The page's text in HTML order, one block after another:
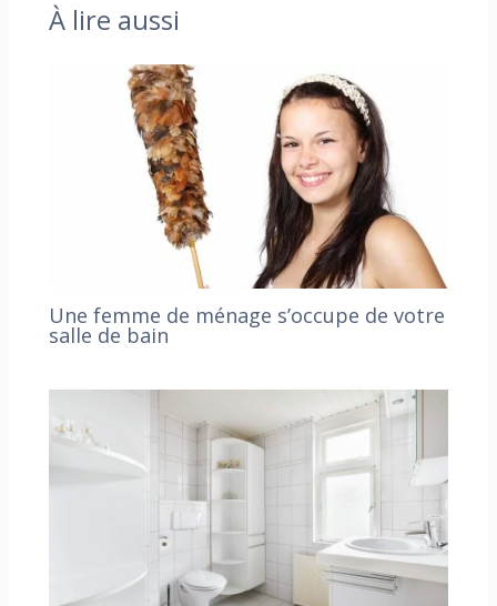
À lire aussi
Une femme de ménage s’occupe de votre
salle de bain